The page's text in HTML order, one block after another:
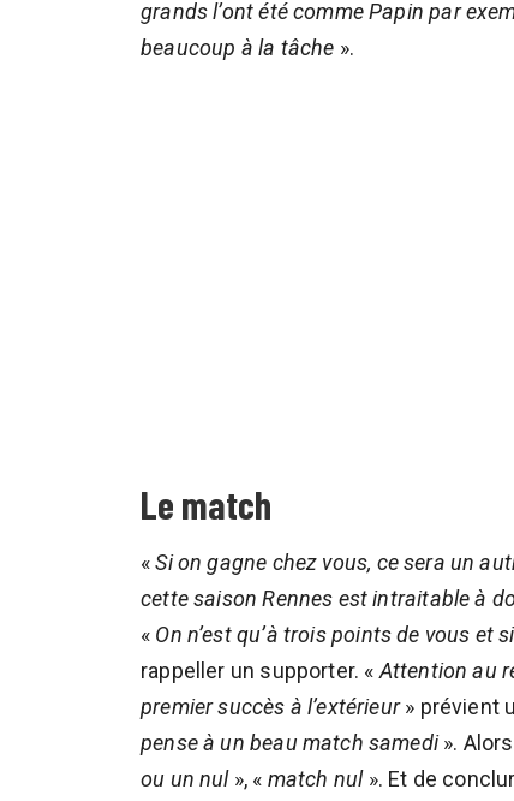
grands l’ont été comme Papin par
beaucoup à la tâche ».
Le match
«Si on gagne chez vous, ce sera un
cette saison Rennes est intraitable à
« On n’est qu’à trois points de vous et
rappeller un supporter. « Attention au
premier succès à l’extérieur» prévient
pense à un beau match samedi».
ou un nul», « match nul». Et de